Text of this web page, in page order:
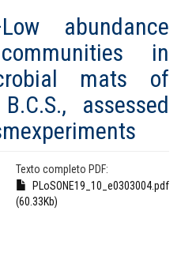
abundance
in
mats of
assessed
Texto completo PDF:
PLoSONE19_10_e0303004.pdf
(60.33Kb)